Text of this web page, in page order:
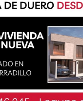
por varios
perpetrados
en reyertas y